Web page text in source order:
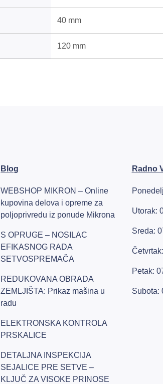
40 mm
120 mm
Blog
WEBSHOP MIKRON – Online
kupovina delova i opreme za
poljoprivredu iz ponude Mikrona
S OPRUGE – NOSILAC
EFIKASNOG RADA
SETVOSPREMAČA
REDUKOVANA OBRADA
ZEMLJIŠTA: Prikaz mašina u
radu
ELEKTRONSKA KONTROLA
PRSKALICE
DETALJNA INSPEKCIJA
SEJALICE PRE SETVE –
KLJUČ ZA VISOKE PRINOSE
Radno
Utorak:
Sreda:
Petak:
Subota: